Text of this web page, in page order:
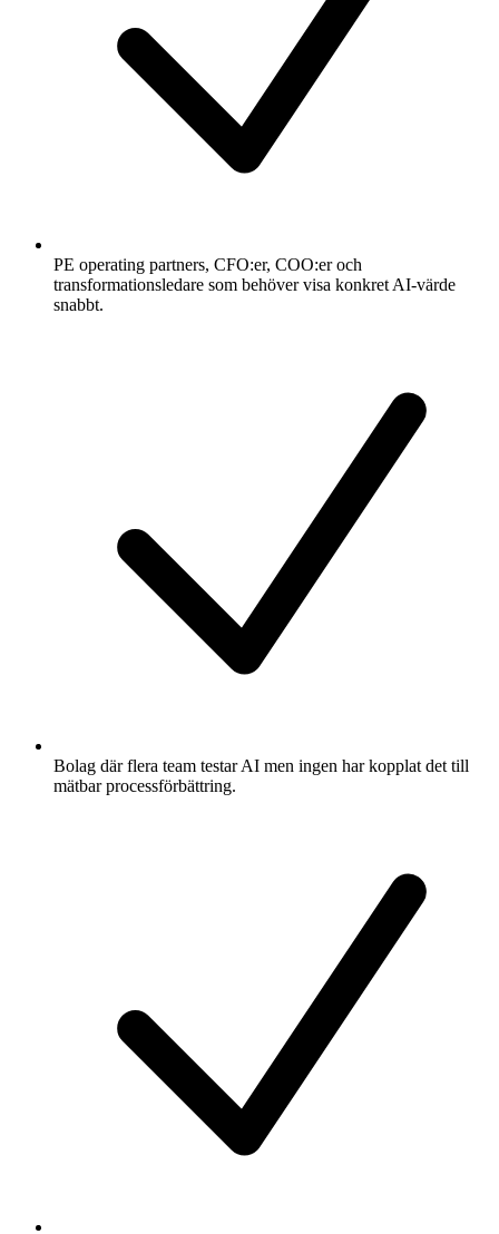
PE operating partners, CFO:er, COO:er och
transformationsledare som behöver visa konkret AI-värde
snabbt.
Bolag där flera team testar AI men ingen har kopplat det till
mätbar processförbättring.